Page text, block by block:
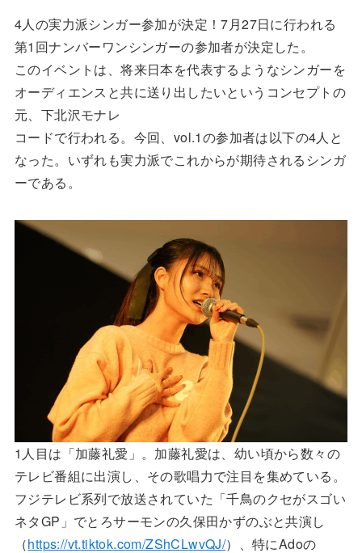
4人の実力派シンガー参加が決定！7月27日に行われる
第1回ナンバーワンシンガーの参加者が決定した。
このイベントは、将来日本を代表するようなシンガーを
オーディエンスと共に送り出したいというコンセプトの
元、下北沢モナレ
コードで行われる。今回、vol.1の参加者は以下の4人と
なった。いずれも実力派でこれからが期待されるシンガ
ーである。
1人目は「加藤礼愛」。加藤礼愛は、幼い頃から数々の
テレビ番組に出演し、その歌唱力で注目を集めている。
フジテレビ系列で放送されていた「千鳥のクセがスゴい
ネタGP」でとろサーモンの久保田かずのぶと共演し
（https://vt.tiktok.com/ZShCLwvQJ/）、特にAdoの